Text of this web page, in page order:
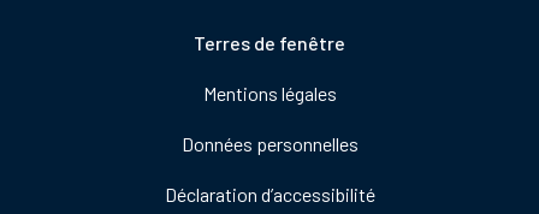
Terres de fenêtre
Mentions légales
Données personnelles
Déclaration d’accessibilité